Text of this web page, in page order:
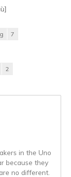
]
7
2
in the Uno
because they
no different.